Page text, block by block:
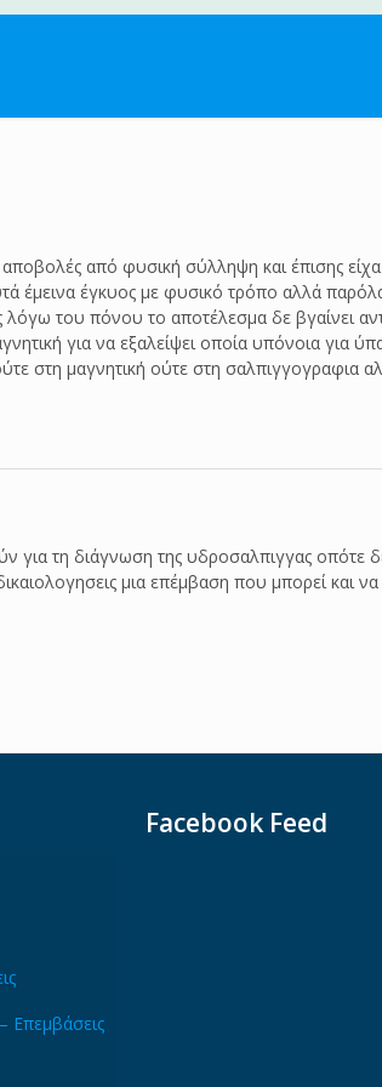
από φυσική σύλληψη και έπισης
έμεινα έγκυος με φυσικό τρόπο αλλά
του πόνου το αποτέλεσμα δε βγαίνει
για να εξαλείψει οποία υπόνοια για
στη μαγνητική ούτε στη σαλπιγγογραφια
για τη διάγνωση της υδροσαλπιγγας οπότε
μια επέμβαση που μπορεί και να
Επεμβάσεις
Facebook Feed